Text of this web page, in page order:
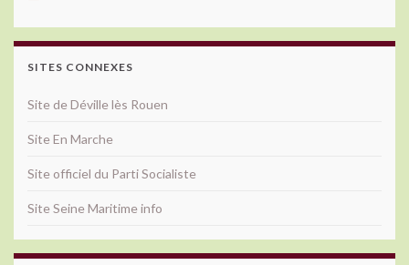
SITES CONNEXES
Site de Déville lès Rouen
Site En Marche
Site officiel du Parti Socialiste
Site Seine Maritime info